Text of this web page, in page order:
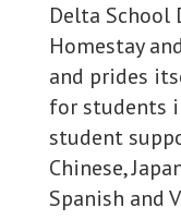
Delta
Homestay
and prides
for students
student
Chinese,
Spanish and